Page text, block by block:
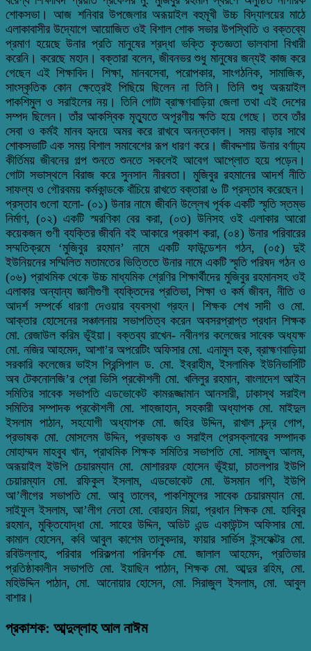
শোকসভা। আজ শনিবার উপজেলার অরূয়াইল বহুমূখী উচ্চ বিদ্যালয়ের মাঠে
এলাকাবাসীর উদ্যোগে আয়োজিত ওই বিশাল শোক সভার উপস্থিতি ও বক্তব্যে
প্রমাণ হয়েছে উনার প্রতি মানুষের শ্রদ্ধা ভক্তি কৃতজ্ঞতা ভালবাসা বিখারী
করেনি। করেছে মহান। বক্তারা বলেন, জীবনভর শুধু মানুষের জন্যই কাজ করে
গেছেন এই শিক্ষাবিদ। শিক্ষা, মানবসেবা, পরোপকার, সাংগঠনিক, সামাজিক,
সাংস্কৃতিক কোন ক্ষেত্রেই পিছিয়ে ছিলেন না তিনি। তিনি শুধু অরূয়াইল
পাকশিমুল ও সরাইলের নয়। তিনি গোটা ব্রাহ্মণবাড়িয়া জেলা তথা এই দেশের
সম্পদ ছিলেন। তাঁর আকস্বিক মৃত্যুতে অপূরণীয় ক্ষতি হয়ে গেছে। তবে তাঁর
সেবা ও কর্মই মানব হৃদয়ে অমর করে রাখবে অনন্তকাল। সময় বাড়ার সাথে
শোকসভাটি এক সময় বিশাল সমাবেশের রূপ ধারণ করে। জীবদ্দশায় উনার বর্ণাঢ্য
কীর্তিময় জীবনের গল্প শুনতে শুনতে সকলেই আবেগ আপ্লোত হয়ে পড়েন।
গোটা সভাস্থলে বিরাজ করে সুনসান নীরবতা। মুজিবুর রহমানের আদর্শ নীতি
সাফল্য ও গৌরবময় কর্মকান্ডকে বাঁচিয়ে রাখতে বক্তারা ৬ টি প্রস্তাব করেছেন।
প্রস্তাব গুলো হলো- (০১) উনার নামে জীবনি উল্লেখ পূর্বক একটি স্মৃতি স্তম্ভ
নির্মাণ, (০২) একটি স্মরণিকা বের করা, (০৩) উনিসহ ওই এলাকার আরো
কয়েকজন গুণী ব্যক্তির জীবনি বই আকারে প্রকাশ করা, (০৪) উনার পরিবারের
সম্মতিক্রমে ‘মুজিবুর রহমান’ নামে একটি ফাউন্ডেশন গঠন, (০৫) দুই
ইউনিয়নের সম্মিলিত মতামতের ভিত্তিতে উনার নামে একটি স্মৃতি পরিষদ গঠন ও
(০৬) প্রাথমিক থেকে উচ্চ মাধ্যমিক শ্রেণির শিক্ষার্থীদের মুজিবুর রহমানসহ ওই
এলাকার অন্যান্য জ্ঞানীগুণী ব্যক্তিদের প্রতিভা, শিক্ষা ও কর্ম জীবন, নীতি ও
আদর্শ সম্পর্কে ধারণা দেওয়ার ব্যবস্থা গ্রহন। শিক্ষক শেখ সাদী ও মো.
আক্তার হোসেনের সঞ্চালনায় সভাপতিত্ব করেন অবসরপ্রাপ্ত প্রধান শিক্ষক
মো. রেজাউল করিম ভূঁইয়া। বক্তব্য রাখেন- নবীনগর কলেজের সাবেক অধ্যক্ষ
মো. নজির আহমেদ, আশা’র অপরেটিং অফিসার মো. এনামুল হক, ব্রাহ্মণবাড়িয়া
সরকারি কলেজের ভাইস প্রিন্সিপাল ড. মো. ইব্রাহীম, ইসলামিক ইউনিভার্সিটি
অব টেকনোলজি’র প্রো ভিসি প্রকৌশলী মো. খলিলুর রহমান, বাংলাদেশ আইন
সমিতির সাবেক সভাপতি এডভোকেট কামরূজ্জামান আনসারী, ঢাকাস্থ সরাইল
সমিতির সম্পাদক প্রকৌশলী মো. শাহজাহান, সহকারী অধ্যাপক মো. মাইদুল
ইসলাম পাঠান, সহযোগী অধ্যাপক মো. জহির উদ্দিন, রাখাল চন্দ্র গোপ,
প্রভাষক মো. মোসলেম উদ্দিন, প্রভাষক ও সরাইল প্রেসক্লাবের সম্পাদক
মোহাম্মদ মাহবুব খান, প্রাথমিক শিক্ষক সমিতির সভাপতি মো. সামছুল আলম,
অরূয়াইল ইউপি চেয়ারম্যান মো. মোশাররফ হোসেন ভূঁইয়া, চাতলপার ইউপি
চেয়ারম্যান মো. রফিকুল ইসলাম, এডভোকেট মো. উসমান গণি, ইউপি
আ’লীগের সভাপতি মো. আবু তালেব, পাকশিমুলের সাবেক চেয়ারম্যান মো.
সাইফুল ইসলাম, আ’লীগ নেতা মো. বোরহান মিয়া, প্রধান শিক্ষক মো. হাবিবুর
রহমান, মুক্তিযোদ্ধা মো. সাহের উদ্দিন, অডিট এন্ড একাউন্টস অফিসার মো.
কামাল হোসেন, কবি আবুল কাশেম তালুকদার, ফায়ার সার্ভিস ইন্সফেক্টর মো.
রবিউল্লাহ, পরিবার পরিকল্পনা পরিদর্শক মো. জালাল আহমেদ, প্রতিভার
প্রতিষ্ঠাকালীন সভাপতি মো. ইয়াছিন পাঠান, শিক্ষক মো. আব্দুর রহিম, মো.
মহিউদ্দিন পাঠান, মো. আনোয়ার হোসেন, মো. সিরাজুল ইসলাম, মো. আবুল
বাশার।
প্রকাশক: আব্দুল্লাহ আল নাঈম